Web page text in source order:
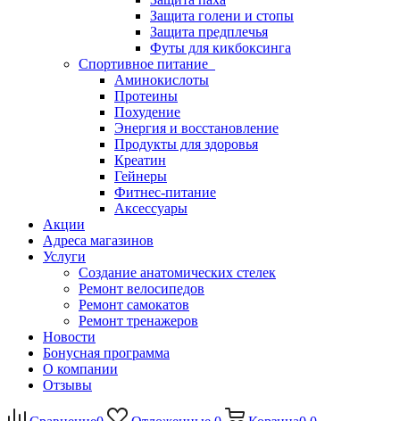
Защита голени и стопы
Защита предплечья
Футы для кикбоксинга
Спортивное питание
Аминокислоты
Протеины
Похудение
Энергия и восстановление
Продукты для здоровья
Креатин
Гейнеры
Фитнес-питание
Аксессуары
Акции
Адреса магазинов
Услуги
Создание анатомических стелек
Ремонт велосипедов
Ремонт самокатов
Ремонт тренажеров
Новости
Бонусная программа
О компании
Отзывы